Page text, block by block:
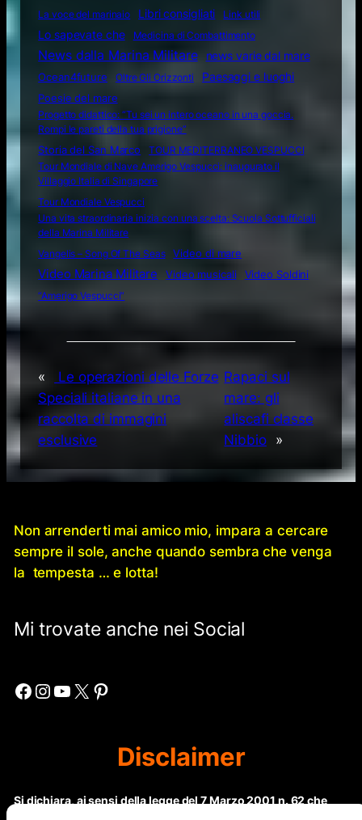
La voce del marinaio
Libri consigliati Link utili
Lo sapevate che Medicina di Combattimento
News dalla Marina Militare
news varie dal mare
Ocean4future
Oltre Gli Orizzonti
Paesaggi e luoghi
Poesie del mare
Progetto didattico: “Tu sei un intero oceano in una goccia.
Rompi le pareti della tua prigione”
Storia del San Marco
TOUR MEDITERRANEO VESPUCCI
Tour Mondiale di Nave Amerigo Vespucci: inaugurato il
Villaggio Italia di Singapore
Tour Mondiale Vespucci
Una vita straordinaria inizia con una scelta: Scuola Sottufficiali
della Marina Militare
Vangelis – Song Of The Seas
Video di mare
Video Marina Militare Video musicali
Video Soldini
“Amerigo Vespucci”
«
Le operazioni delle Forze
Speciali italiane in una
raccolta di immagini
esclusive
Rapaci sul
mare: gli
aliscafi classe
Nibbio
»
Non arrenderti mai amico mio, impara a cercare
sempre il sole, anche quando sembra che venga
la tempesta … e lotta!
Mi trovate anche nei Social
Facebook Instagram YouTube X Pinterest
Disclaimer
Si dichiara, ai sensi della legge del 7 Marzo 2001 n. 62 che